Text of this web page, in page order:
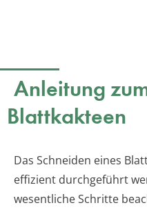
Anleitung
Blattkakteen
Das Schneiden eines
effizient durchgeführt
wesentliche Schritte